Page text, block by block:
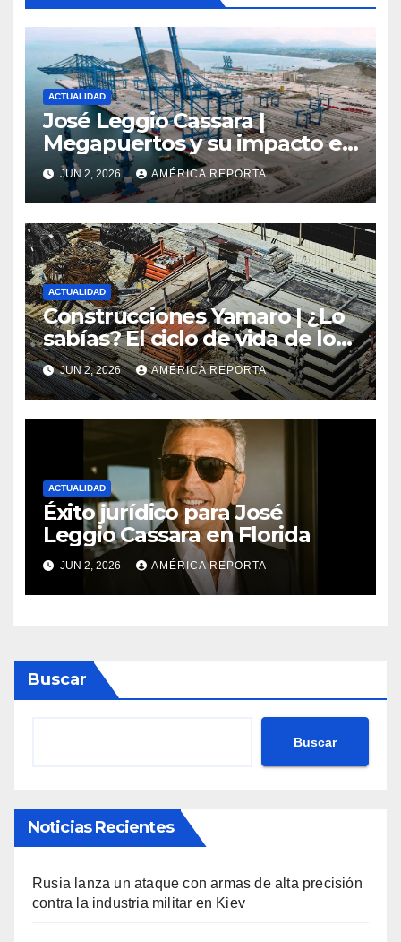
ACTUALIDAD
José Leggio Cassara |
Megapuertos y su impacto en
el turismo y el comercio
global
JUN 2, 2026 AMÉRICA REPORTA
ACTUALIDAD
Construcciones Yamaro | ¿Lo
sabías? El ciclo de vida de los
materiales de construcción
revoluciona eficiencia en
proyectos modernos
JUN 2, 2026 AMÉRICA REPORTA
ACTUALIDAD
Éxito jurídico para José
Leggio Cassara en Florida
JUN 2, 2026 AMÉRICA REPORTA
Buscar
Buscar
Noticias Recientes
Rusia lanza un ataque con armas de alta precisión
contra la industria militar en Kiev